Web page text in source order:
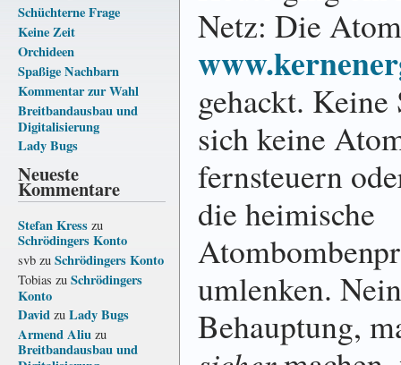
Schüchterne Frage
Keine Zeit
Orchideen
Spaßige Nachbarn
Kommentar zur Wahl
Breitbandausbau und
Digitalisierung
Lady Bugs
Neueste
Kommentare
Stefan Kress zu
Schrödingers Konto
svb zu Schrödingers Konto
Tobias zu Schrödingers
Konto
David zu Lady Bugs
Armend Aliu zu
Breitbandausbau und
Netz: Die
gehackt. Keine
sich keine
fernsteuern
die heimische
umlenken.
Behauptung,